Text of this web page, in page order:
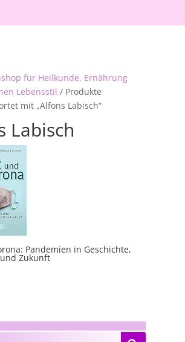
für Heilkunde, Ernährung
Lebensstil / Produkte
mit „Alfons Labisch“
Labisch
Pandemien in Geschichte,
Zukunft